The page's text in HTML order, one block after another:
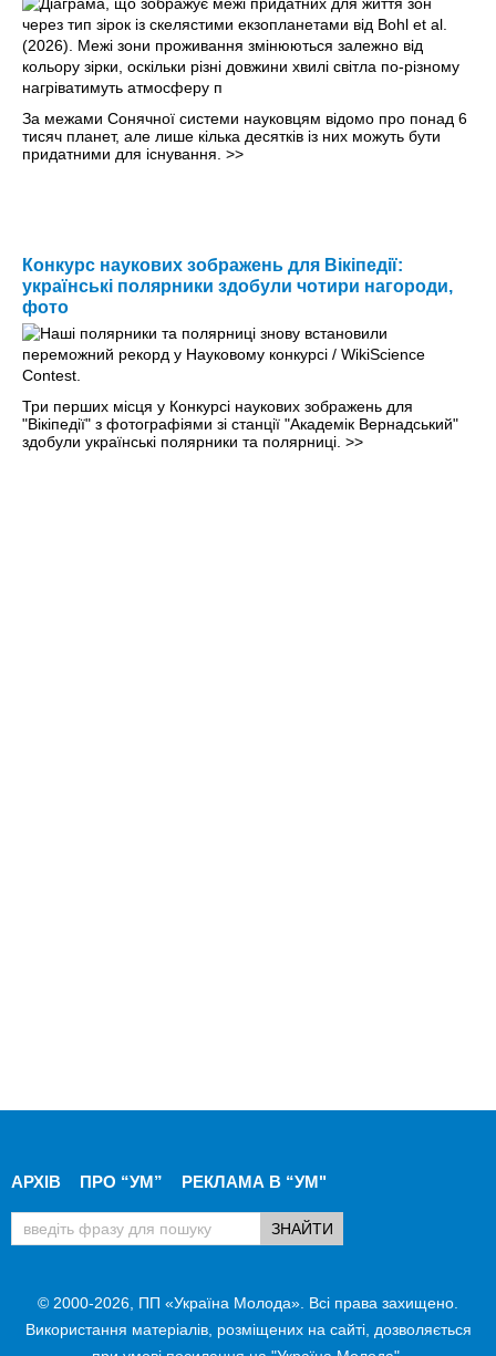
За межами Сонячної системи науковцям відомо про понад 6
тисяч планет, але лише кілька десятків із них можуть бути
придатними для існування. >>
Конкурс наукових зображень для Вікіпедії:
українські полярники здобули чотири нагороди,
фото
Три перших місця у Конкурсі наукових зображень для
"Вікіпедії" з фотографіями зі станції "Академік Вернадський"
здобули українські полярники та полярниці. >>
АРХІВ ПРО “УМ” РЕКЛАМА В “УМ"
© 2000-2026, ПП «Україна Молода». Всі права захищено.
Використання матеріалів, розміщених на сайті, дозволяється